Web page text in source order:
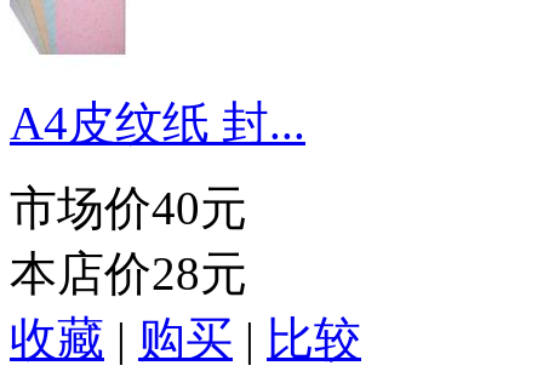
A4皮纹纸 封...
市场价40元
本店价28元
收藏 | 购买 | 比较